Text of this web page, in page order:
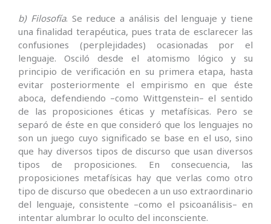
b) Filosofía. Se reduce a análisis del lenguaje y tiene
una finalidad terapéutica, pues trata de esclarecer las
confusiones (perplejidades) ocasionadas por el
lenguaje. Osciló desde el atomismo lógico y su
principio de verificación en su primera etapa, hasta
evitar posteriormente el empirismo en que éste
aboca, defendiendo –como Wittgenstein– el sentido
de las proposiciones éticas y metafísicas. Pero se
separó de éste en que consideró que los lenguajes no
son un juego cuyo significado se base en el uso, sino
que hay diversos tipos de discurso que usan diversos
tipos de proposiciones. En consecuencia, las
proposiciones metafísicas hay que verlas como otro
tipo de discurso que obedecen a un uso extraordinario
del lenguaje, consistente –como el psicoanálisis– en
intentar alumbrar lo oculto del inconsciente.